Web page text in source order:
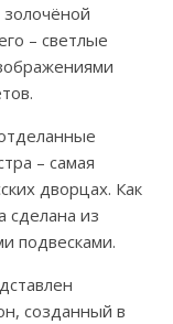
– светлые
– самая
дворцах. Как
сделана из
подвесками.
созданный в